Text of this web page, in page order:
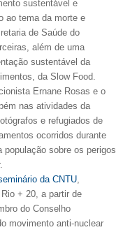
DE SÓCIO
sustentável e
ao tema da morte e
de Saúde do
além de uma
sustentável da
da Slow Food.
Ernane Rosas e o
nas atividades da
e refugiados de
ocorridos durante
sobre os perigos
da CNTU,
+ 20, a partir de
do Conselho
movimento anti-nuclear